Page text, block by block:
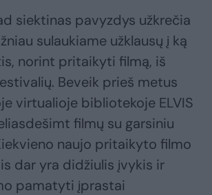
siektinas pavyzdys užkrečia
sulaukiame užklausų į ką
norint pritaikyti filmą, iš
Beveik prieš metus
virtualioje bibliotekoje ELVIS
filmų su garsiniu
naujo pritaikyto filmo
dar yra didžiulis įvykis ir
pamatyti įprastai